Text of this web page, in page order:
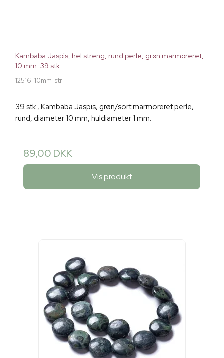
Kambaba Jaspis, hel streng, rund perle, grøn marmoreret,
10 mm. 39 stk.
12516-10mm-str
39 stk., Kambaba Jaspis, grøn/sort marmoreret perle,
rund, diameter 10 mm, huldiameter 1 mm.
89,00 DKK
Vis produkt